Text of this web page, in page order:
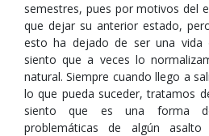
semestres, pues por motivos del
que dejar su anterior estado,
esto ha dejado de ser una vida
siento que a veces lo
natural. Siempre cuando llego a
lo que pueda suceder, tratamos
siento que es una forma
problemáticas de algún